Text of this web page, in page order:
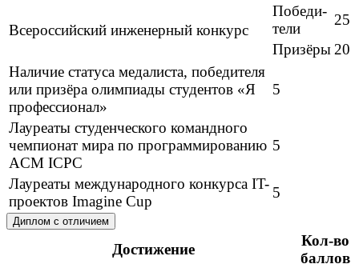
Всероссийский инженерный конкурс
Победи-
тели
25
Призёры20
Наличие статуса медалиста, победителя
или призёра олимпиады студентов «Я
профессионал»
5
Лауреаты студенческого командного
чемпионат мира по программированию
ACM ICPC
5
Лауреаты международного конкурса IT-
проектов Imagine Cup
5
Диплом с отличием
Достижение
Кол-во
баллов